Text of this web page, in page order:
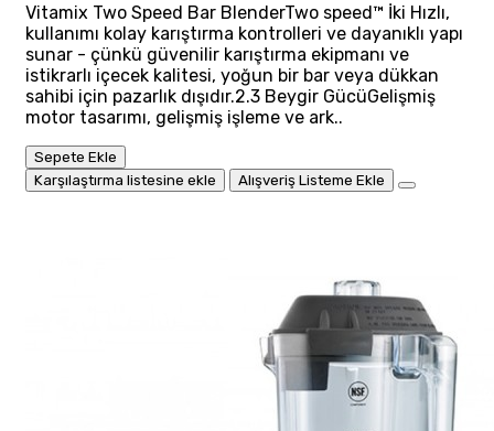
Vitamix Two Speed Bar BlenderTwo speed™ İki Hızlı,
kullanımı kolay karıştırma kontrolleri ve dayanıklı yapı
sunar - çünkü güvenilir karıştırma ekipmanı ve
istikrarlı içecek kalitesi, yoğun bir bar veya dükkan
sahibi için pazarlık dışıdır.2.3 Beygir GücüGelişmiş
motor tasarımı, gelişmiş işleme ve ark..
Sepete Ekle
Karşılaştırma listesine ekle
Alışveriş Listeme Ekle